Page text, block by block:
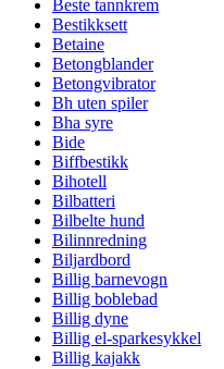
Beste tannkrem
Bestikksett
Betaine
Betongblander
Betongvibrator
Bh uten spiler
Bha syre
Bide
Biffbestikk
Bihotell
Bilbatteri
Bilbelte hund
Bilinnredning
Biljardbord
Billig barnevogn
Billig boblebad
Billig dyne
Billig el-sparkesykkel
Billig kajakk